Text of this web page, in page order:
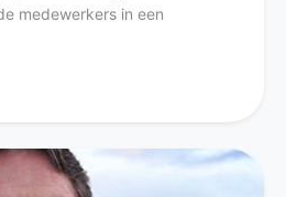
medewerkers in een